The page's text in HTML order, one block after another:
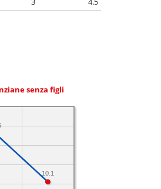
senza figli
10.1